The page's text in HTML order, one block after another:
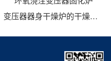
变压器器身干燥炉的干燥方法